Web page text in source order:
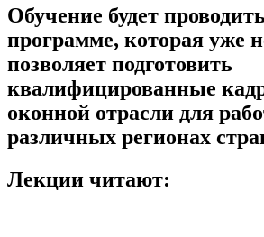
Обучение будет
программе, которая уже
позволяет подготовить
квалифицированные
оконной отрасли для
различных регионах
Лекции читают: